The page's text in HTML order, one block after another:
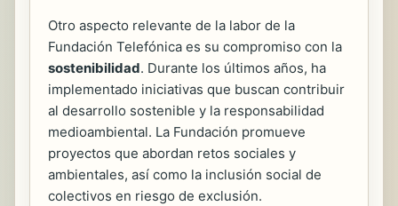
Otro aspecto relevante de la labor de la
Fundación Telefónica es su compromiso con la
sostenibilidad. Durante los últimos años, ha
implementado iniciativas que buscan contribuir
al desarrollo sostenible y la responsabilidad
medioambiental. La Fundación promueve
proyectos que abordan retos sociales y
ambientales, así como la inclusión social de
colectivos en riesgo de exclusión.